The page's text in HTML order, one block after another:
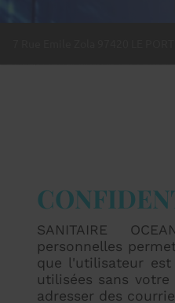
SANITAIRE
personnelles
que l'utilisateur
utilisées sans
adresser des